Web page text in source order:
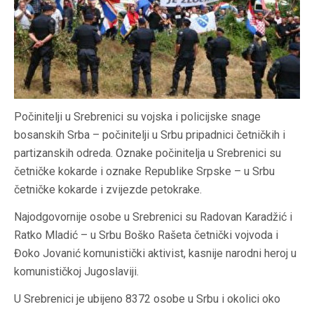
Počinitelji u Srebrenici su vojska i policijske snage
bosanskih Srba – počinitelji u Srbu pripadnici četničkih i
partizanskih odreda. Oznake počinitelja u Srebrenici su
četničke kokarde i oznake Republike Srpske – u Srbu
četničke kokarde i zvijezde petokrake.
Najodgovornije osobe u Srebrenici su Radovan Karadžić i
Ratko Mladić – u Srbu Boško Rašeta četnički vojvoda i
Đoko Jovanić komunistički aktivist, kasnije narodni heroj u
komunističkoj Jugoslaviji.
U Srebrenici je ubijeno 8372 osobe u Srbu i okolici oko